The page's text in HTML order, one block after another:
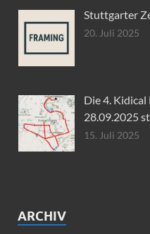
Stuttgarter
20. Juli 2025
Die 4.
28.09.2025
15. Juli 2025
ARCHIV